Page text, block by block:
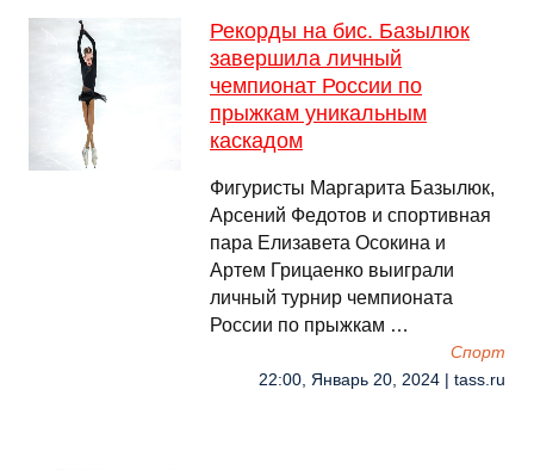
Рекорды на бис. Базылюк
завершила личный
чемпионат России по
прыжкам уникальным
каскадом
Фигуристы Маргарита Базылюк,
Арсений Федотов и спортивная
пара Елизавета Осокина и
Артем Грицаенко выиграли
личный турнир чемпионата
России по прыжкам …
Спорт
22:00, Январь 20, 2024 | tass.ru